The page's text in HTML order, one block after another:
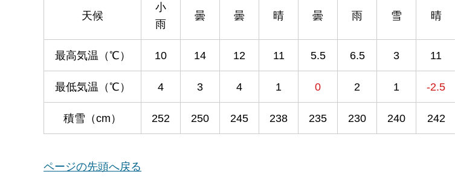
天候
小
雨
曇 曇 晴 曇 雨 雪 晴
最高気温（℃） 10 14 12 11 5.5 6.5 3 11
最低気温（℃） 4 3 4 1 0 2 1 -2.5
積雪（cm） 252 250 245 238 235 230 240 242
ページの先頭へ戻る